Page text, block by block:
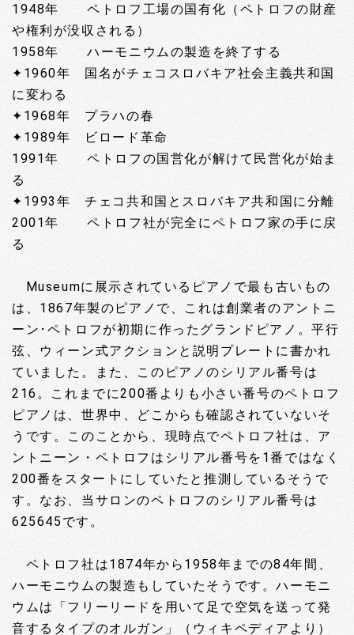
1948年 ペトロフ工場の国有化（ペトロフの財産
や権利が没収される）
1958年 ハーモニウムの製造を終了する
✦1960年 国名がチェコスロバキア社会主義共和国
に変わる
✦1968年 プラハの春
✦1989年 ビロード革命
1991年 ペトロフの国営化が解けて民営化が始ま
る
✦1993年 チェコ共和国とスロバキア共和国に分離
2001年 ペトロフ社が完全にペトロフ家の手に戻
る
Museumに展示されているピアノで最も古いもの
は、1867年製のピアノで、これは創業者のアントニ
ーン･ペトロフが初期に作ったグランドピアノ。平行
弦、ウィーン式アクションと説明プレートに書かれ
ていました。また、このピアノのシリアル番号は
216。これまでに200番よりも小さい番号のペトロフ
ピアノは、世界中、どこからも確認されていないそ
うです。このことから、現時点でペトロフ社は、ア
ントニーン・ペトロフはシリアル番号を1番ではなく
200番をスタートにしていたと推測しているそうで
す。なお、当サロンのペトロフのシリアル番号は
625645です。
ペトロフ社は1874年から1958年までの84年間、
ハーモニウムの製造もしていたそうです。ハーモニ
ウムは「フリーリードを用いて足で空気を送って発
音するタイプのオルガン」（ウィキペディアより）